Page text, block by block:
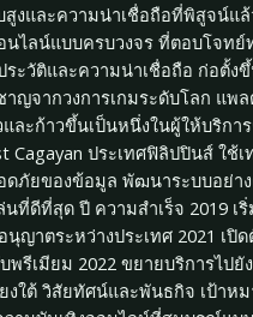
สูงและความน่าเชื่อถือที่พิสูจน์แล้
นไลน์แบบครบวงจร ที่ตอบโจทย์
ระวัติและความน่าเชื่อถือ ก่อตั้ง
าญจากวงการเกมระดับโลก แพ
และก้าวขึ้นเป็นหนึ่งในผู้ให้บริกา
Cagayan ประเทศฟิลิปปินส์ ใช้
ดภัยของข้อมูล พัฒนาระบบอย่าง
ที่ดีที่สุด ปี ความสำเร็จ 2019 เ
นุญาตระหว่างประเทศ 2021 เปิ
รีเมียม 2022 ขยายบริการไปยั
งใต้ วิสัยทัศน์และพันธกิจ เป้าห